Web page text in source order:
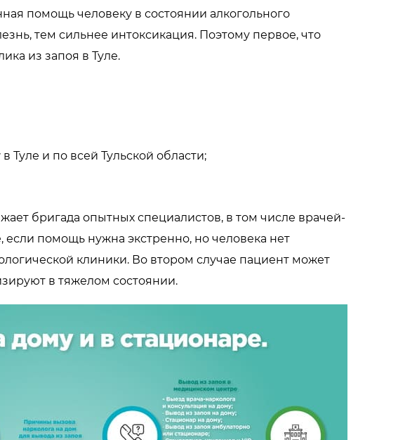
помощь человеку в состоянии алкогольного
тем сильнее интоксикация. Поэтому первое, что
из запоя в Туле.
Туле и по всей Тульской области;
бригада опытных специалистов, в том числе врачей-
если помощь нужна экстренно, но человека нет
клиники. Во втором случае пациент может
в тяжелом состоянии.